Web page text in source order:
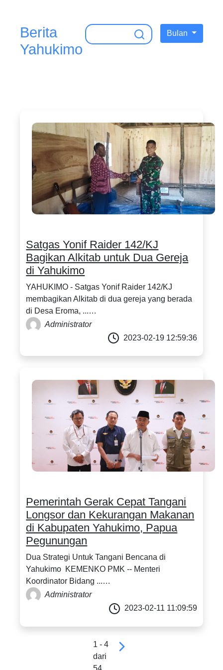
Berita
Yahukimo
Search for: Bulan
Satgas Yonif Raider 142/KJ
Bagikan Alkitab untuk Dua Gereja
di Yahukimo
YAHUKIMO - Satgas Yonif Raider 142/KJ
membagikan Alkitab di dua gereja yang berada
di Desa Eroma, ...…
Administrator
2023-02-19 12:59:36
Pemerintah Gerak Cepat Tangani
Longsor dan Kekurangan Makanan
di Kabupaten Yahukimo, Papua
Pegunungan
Dua Strategi Untuk Tangani Bencana di
Yahukimo KEMENKO PMK -- Menteri
Koordinator Bidang ...…
Administrator
2023-02-11 11:09:59
1 - 4
dari
54